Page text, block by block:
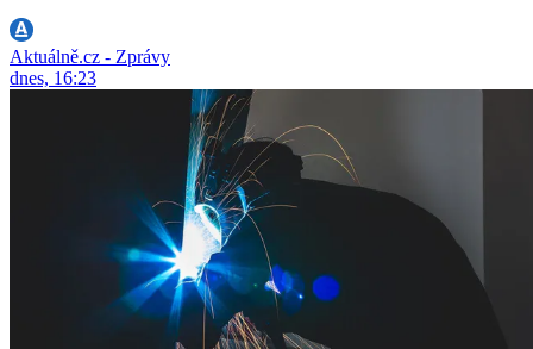
Aktuálně.cz - Zprávy
dnes, 16:23